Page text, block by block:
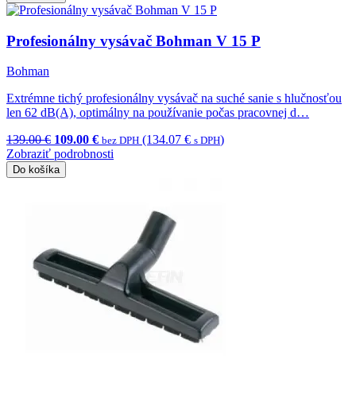
Profesionálny vysávač Bohman V 15 P
Bohman
Extrémne tichý profesionálny vysávač na suché sanie s hlučnosťou
len 62 dB(A), optimálny na používanie počas pracovnej d…
139.00 € 109.00 € bez DPH (134.07 € s DPH)
Zobraziť podrobnosti
Do košíka